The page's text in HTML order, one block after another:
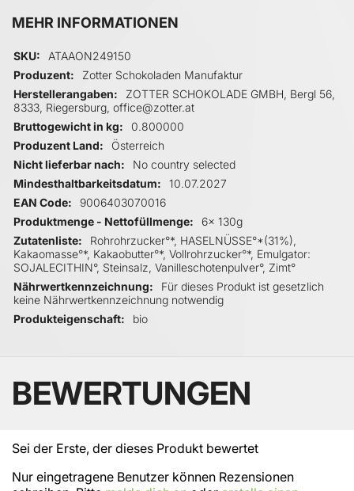
MEHR INFORMATIONEN
Mehr Informationen
SKU
ATAAON249150
Produzent
Zotter Schokoladen Manufaktur
Herstellerangaben
ZOTTER SCHOKOLADE GMBH, Bergl 56,
8333, Riegersburg, office@zotter.at
Bruttogewicht in kg
0.800000
Produzent Land
Österreich
Nicht lieferbar nach
No country selected
Mindesthaltbarkeitsdatum
10.07.2027
EAN Code
9006403070016
Produktmenge - Nettofüllmenge
6x 130g
Zutatenliste
Rohrohrzucker°*, HASELNÜSSE°*(31%),
Kakaomasse°*, Kakaobutter°*, Vollrohrzucker°*, Emulgator:
SOJALECITHIN°, Steinsalz, Vanilleschotenpulver°, Zimt°
Nährwertkennzeichnung
Für dieses Produkt ist gesetzlich
keine Nährwertkennzeichnung notwendig
Produkteigenschaft
bio
BEWERTUNGEN
Sei der Erste, der dieses Produkt bewertet
Nur eingetragene Benutzer können Rezensionen